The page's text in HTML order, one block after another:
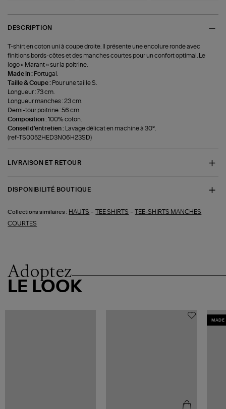
DESCRIPTION
T-shirt en coton uni à coupe droite. Il présente une encolure ronde avec
finitions bords-côtes et des manches courtes pour un confort optimal. Le
logo « Marant » sur la poitrine.
Made in : Portugal.
Taille & Coupe : Pour une taille S.
Longueur : 73 cm.
Longueur manches : 23 cm.
Demi-tour poitrine : 56 cm.
Composition :100% coton.
Conseil d'entretien :
Lavage délicat en machine à 30°.
(ref-TS0052HED3N06H23SD)
LIVRAISON ET RETOUR
DISPONIBILITÉ BOUTIQUE
Collections similaires : HAUTS -TEE SHIRTS -TEE-SHIRTS MANCHES
COURTES
Adoptez
LE LOOK
MADE